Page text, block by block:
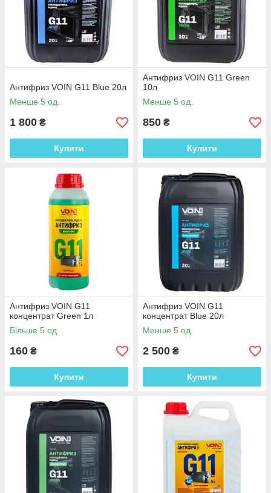
Антифриз VOIN G11 Blue 20л
Менше 5 од.
1 800 ₴
Купити
Антифриз VOIN G11 Green
10л
Менше 5 од.
850 ₴
Купити
Антифриз VOIN G11
концентрат Green 1л
Більше 5 од.
160 ₴
Купити
Антифриз VOIN G11
концентрат Blue 20л
Менше 5 од.
2 500 ₴
Купити